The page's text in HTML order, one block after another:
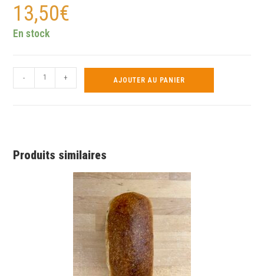
13,50€
En stock
- + AJOUTER AU PANIER
Produits similaires